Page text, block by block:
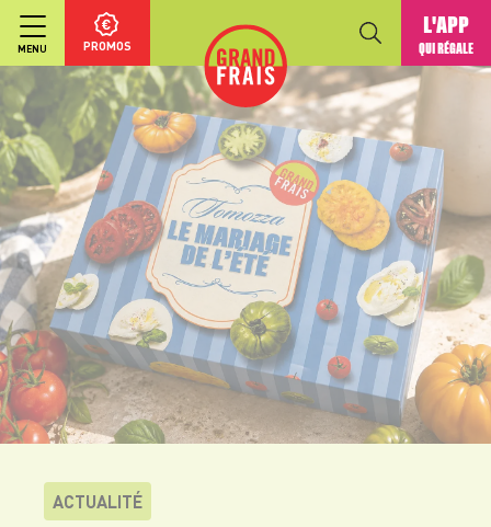
MENU PROMOS
L'APP
QUI RÉGALE
ACTUALITÉ